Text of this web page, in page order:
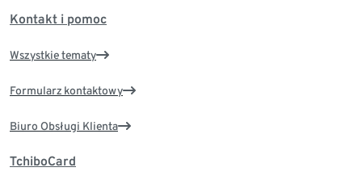
Kontakt i pomoc
Wszystkie tematy
Formularz kontaktowy
Biuro Obsługi Klienta
TchiboCard